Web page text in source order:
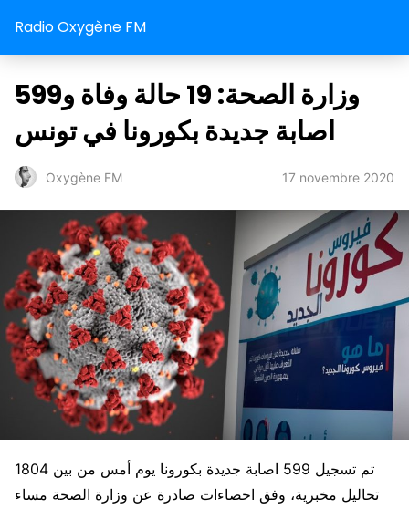
Radio Oxygène FM
وزارة الصحة: 19 حالة وفاة و599
اصابة جديدة بكورونا في تونس
Oxygène FM 17 novembre 2020
تم تسجيل 599 اصابة جديدة بكورونا يوم أمس من بين 1804
تحاليل مخبرية، وفق احصاءات صادرة عن وزارة الصحة مساء